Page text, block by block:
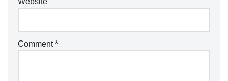
Comment*